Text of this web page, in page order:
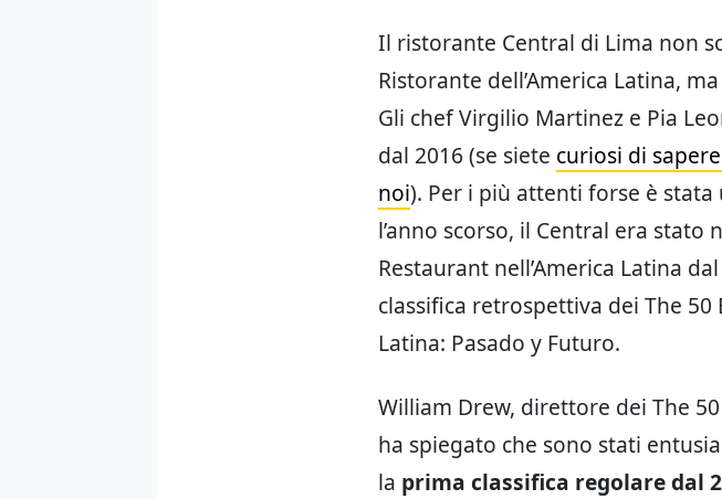
Il ristorante Central di Lima non
Ristorante dell’America Latina,
Gli chef Virgilio Martinez e Pia
dal 2016 (se siete curiosi di
noi). Per i più attenti forse è
l’anno scorso, il Central era
Restaurant nell’America Latina
classifica retrospettiva dei The 50
Latina: Pasado y Futuro.
William Drew, direttore dei The
ha spiegato che sono stati
la prima classifica regolare dal